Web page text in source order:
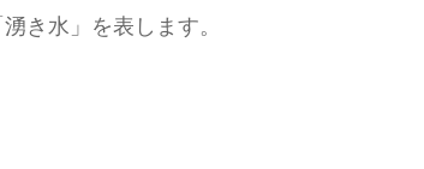
き水」を表します。